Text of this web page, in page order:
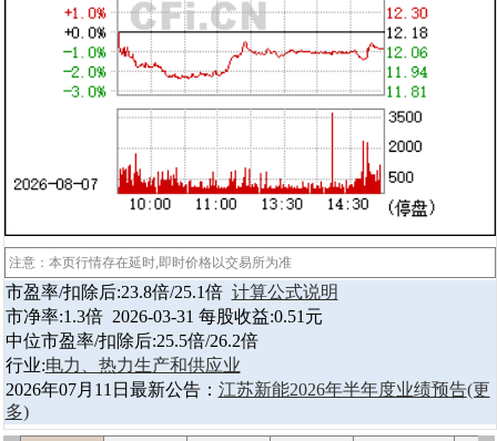
注意：本页行情存在延时,即时价格以交易所为准
市盈率/扣除后:23.8倍/25.1倍 计算公式说明
市净率:1.3倍 2026-03-31 每股收益:0.51元
中位市盈率/扣除后:25.5倍/26.2倍
行业:电力、热力生产和供应业
2026年07月11日最新公告： 江苏新能2026年半年度业绩预告(更
多)